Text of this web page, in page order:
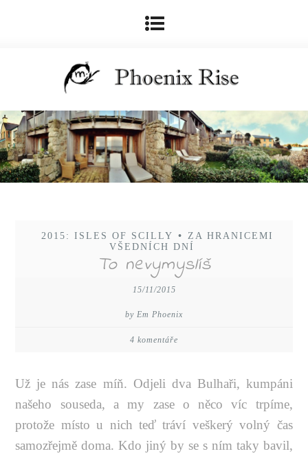
2015: ISLES OF SCILLY •
ZA HRANICEMI
VŠEDNÍCH DNÍ
To nevymyslíš
15/11/2015
by Em Phoenix
4 komentáře
Už je nás zase míň. Odjeli dva Bulhaři, kumpáni
našeho souseda, a my zase o něco víc trpíme,
protože místo u nich teď tráví veškerý volný čas
samozřejmě doma. Kdo jiný by se s ním taky bavil,